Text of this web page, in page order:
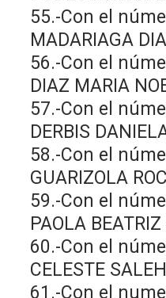
55.-Con el
MADARIAGA
56.-Con el
DIAZ MARIA
57.-Con el
DERBIS
58.-Con el
GUARIZOLA
59.-Con el
PAOLA
60.-Con el
CELESTE SALEH
61.-Con el